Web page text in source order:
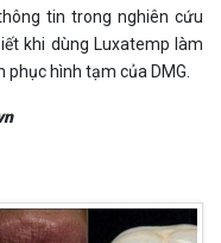
tin trong nghiên cứu
khi dùng Luxatemp làm
hình tạm của DMG.